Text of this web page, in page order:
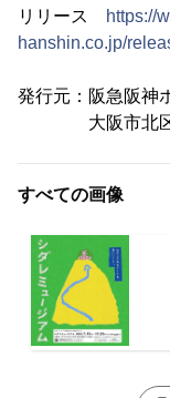
リリース
https://
hanshin.co.jp/
発行元：阪急阪神
大阪市北区
すべての画像